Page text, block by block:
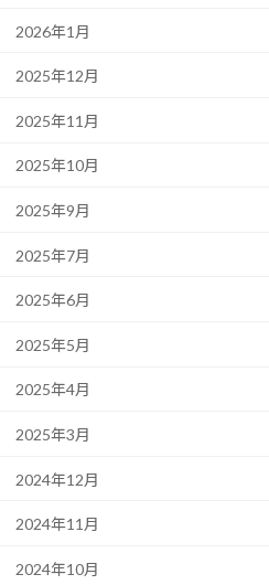
2026年1月
2025年12月
2025年11月
2025年10月
2025年9月
2025年7月
2025年6月
2025年5月
2025年4月
2025年3月
2024年12月
2024年11月
2024年10月